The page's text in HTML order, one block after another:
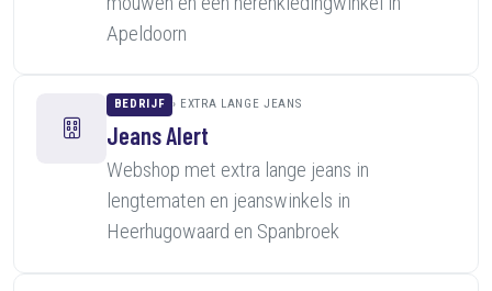
Apeldoorn
BEDRIJF EXTRA LANGE JEANS
Jeans Alert
Webshop met extra lange jeans in
lengtematen en jeanswinkels in
Heerhugowaard en Spanbroek